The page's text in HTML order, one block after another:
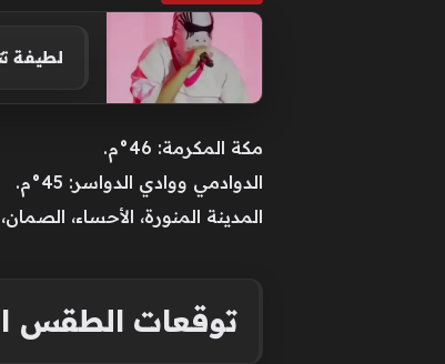
لطيفة
مكة المكرمة: 46°م.
الدوادمي ووادي الدواسر: 45°م.
المدينة المنورة، الأحساء، الصمان،
توقعات الطقس